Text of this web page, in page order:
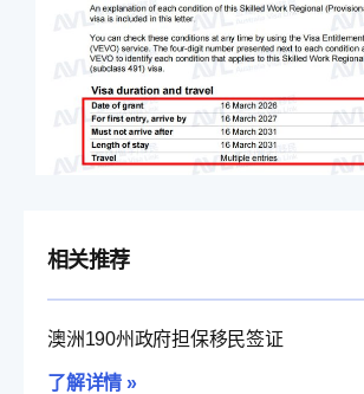
相关推荐
澳洲190州政府担保移民签证
了解详情 »